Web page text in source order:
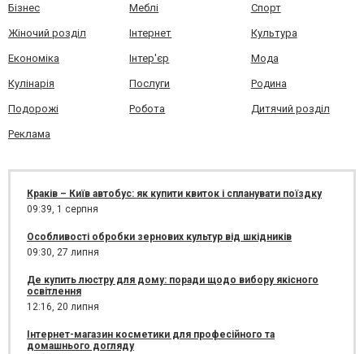
Бізнес Меблі Спорт
Жіночий розділ Інтернет Культура
Економіка Інтер'єр Мода
Кулінарія Послуги Родина
Подорожі Робота Дитячий розділ
Реклама
Краків – Київ автобус: як купити квиток і спланувати поїздку
09:39, 1 серпня
Особливості обробки зернових культур від шкідників
09:30, 27 липня
Де купить люстру для дому: поради щодо вибору якісного
освітлення
12:16, 20 липня
Інтернет-магазин косметики для професійного та
домашнього догляду